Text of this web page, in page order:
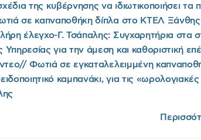
της κυβέρνησης να ιδιωτικοποιήσει τα
σε καπναποθήκη δίπλα στο ΚΤΕΛ
έλεγχο-Γ. Τσάπαλης: Συγχαρητήρια στα
Υπηρεσίας για την άμεση και καθοριστική
Φωτιά σε εγκαταλελειμμένη
καμπανάκι, για τις